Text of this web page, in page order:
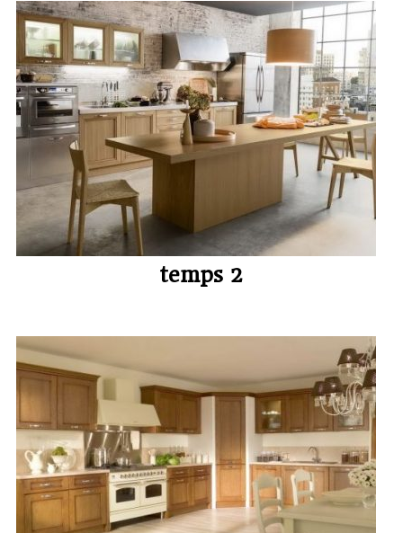
temps 2